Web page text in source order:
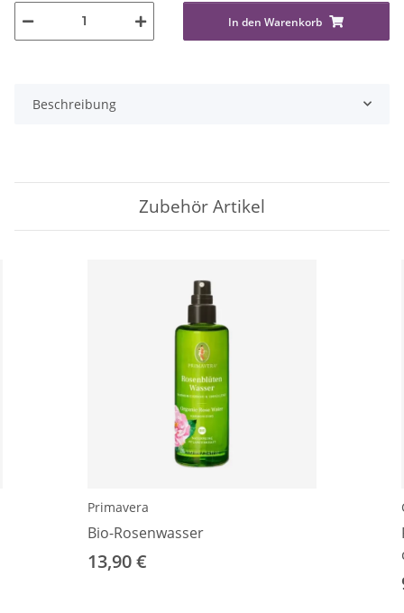
In den Warenkorb
Beschreibung
Zubehör Artikel
Primavera
Bio-Rosenwasser
13,90 €